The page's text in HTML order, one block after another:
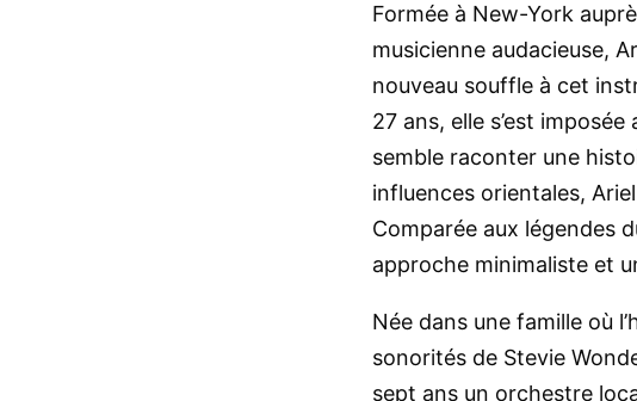
Formée à New-York
musicienne audacieuse,
nouveau souffle à cet
27 ans, elle s’est
semble raconter une
influences orientales,
Comparée aux légendes
approche minimaliste et
Née dans une famille où
sonorités de Stevie
sept ans un orchestre